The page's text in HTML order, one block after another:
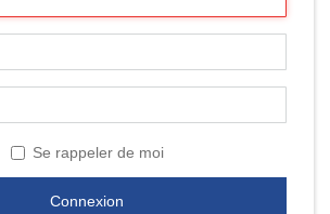
Se rappeler de moi
Connexion